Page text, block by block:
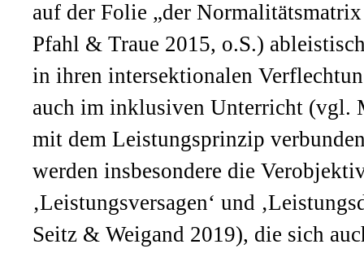
auf der Folie „der
Pfahl & Traue 2015, o.S.)
in ihren intersektionalen
auch im inklusiven Unterricht (vgl.
mit dem Leistungsprinzip
werden insbesondere die
‚Leistungsversagen‘ und
Seitz & Weigand 2019), die sich